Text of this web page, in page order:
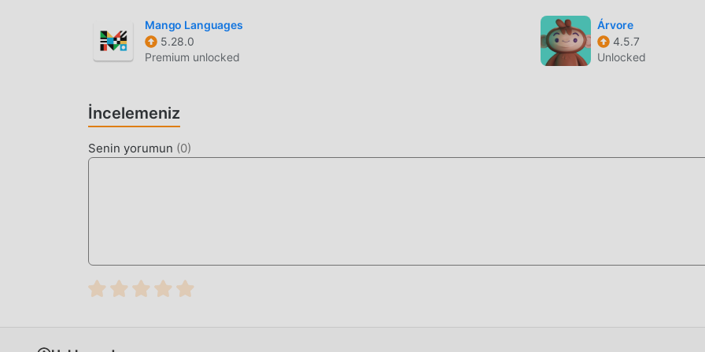
Mango Languages
5.28.0
Premium unlocked
Árvore
4.5.7
Unlocked
İncelemeniz
Senin yorumun (0)